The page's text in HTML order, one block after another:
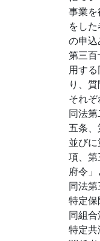
事業
をし
の申
第三
用す
り、
それぞ
同法
五条
並び
項、
府令」
同法
特定
同組
特定